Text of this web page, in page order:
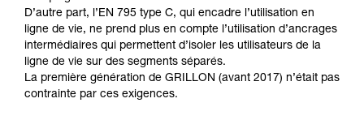
D’autre part, l’EN 795 type C, qui encadre l’utilisation en
ligne de vie, ne prend plus en compte l’utilisation d’ancrages
intermédiaires qui permettent d’isoler les utilisateurs de la
ligne de vie sur des segments séparés.
La première génération de GRILLON (avant 2017) n’était pas
contrainte par ces exigences.